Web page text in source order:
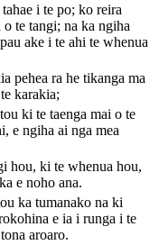
i te po; ko reira
te tangi; na ka ngiha
ake i te ahi te whenua
pehea ra he tikanga ma
karakia;
ki te taenga mai o te
e ngiha ai nga mea
hou, ki te whenua hou,
e noho ana.
ka tumanako na ki
e ia i runga i te
aroaro.